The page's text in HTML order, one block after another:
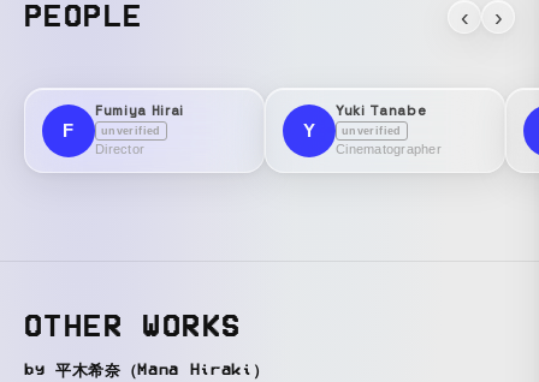
PEOPLE ‹ ›
F
Fumiya Hirai
unverified
Director
Y
Yuki Tanabe
unverified
Cinematographer
OTHER WORKS
by 平木希奈（Mana Hiraki）